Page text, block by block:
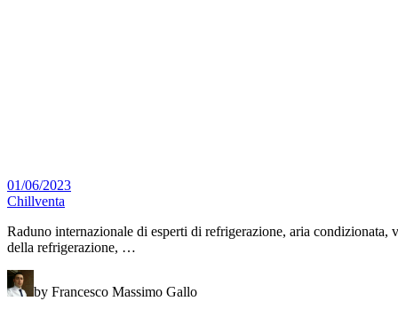
01/06/2023
Chillventa
Raduno internazionale di esperti di refrigerazione, aria condizionata,
della refrigerazione, …
by Francesco Massimo Gallo